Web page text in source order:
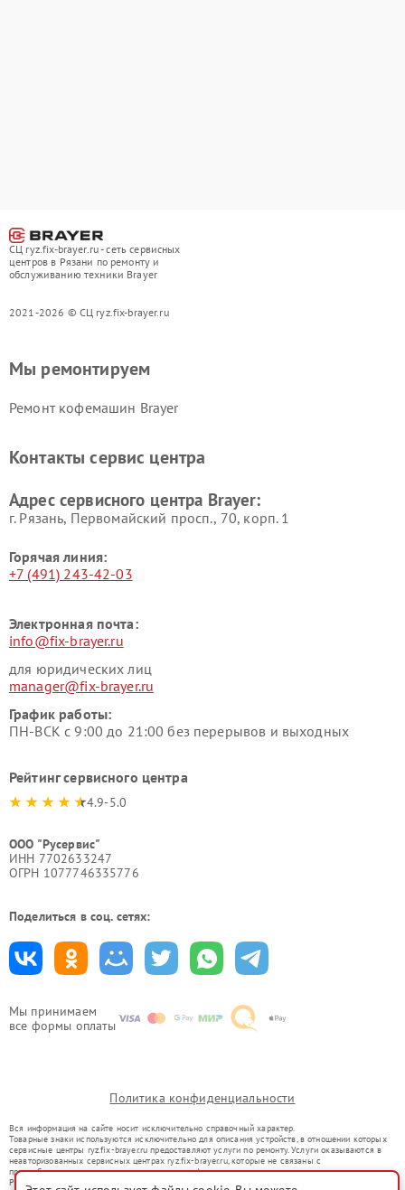
СЦ ryz.fix-brayer.ru - сеть сервисных
центров в Рязани по ремонту и
обслуживанию техники Brayer
2021-2026 © СЦ ryz.fix-brayer.ru
Мы принимаем
все формы оплаты
Мы ремонтируем
Ремонт кофемашин Brayer
Контакты сервис центра
Адрес сервисного центра Brayer:
г. Рязань, Первомайский просп., 70, корп. 1
Горячая линия:
+7 (491) 243-42-03
Электронная почта:
info@fix-brayer.ru
для юридических лиц
manager@fix-brayer.ru
График работы:
ПН-ВСК с 9:00 до 21:00 без перерывов и выходных
Рейтинг сервисного центра
4.9-5.0
ООО "Русервис"
ИНН 7702633247
ОГРН 1077746335776
Поделиться в соц. сетях:
Политика конфиденциальности
Вся информация на сайте носит исключительно справочный характер.
Товарные знаки используются исключительно для описания устройств, в отношении которых
сервисные центры ryz.fix-brayer.ru предоставляют услуги по ремонту. Услуги оказываются в
неавторизованных сервисных центрах ryz.fix-brayer.ru, которые не связаны с
правообладателями товарных знаков или их официальными представителями.
Ремонт осуществляется для устройств, уже введенных в гражданский оборот в соответствии